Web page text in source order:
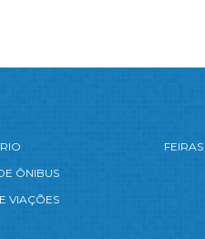
ÔNIBUS
VIAÇÕES